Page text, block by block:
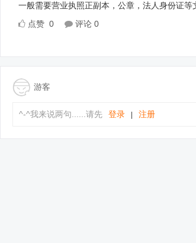
一般需要营业执照正副本，公章，法人身份证
点赞 0 评论 0
游客
^-^我来说两句......请先 登录 注册